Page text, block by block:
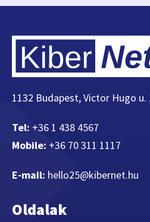
1132 Budapest, Victor Hugo u.
Tel: +36 1 438 4567
Mobile: +36 70 311 1117
E-mail: hello25@kibernet.hu
Oldalak